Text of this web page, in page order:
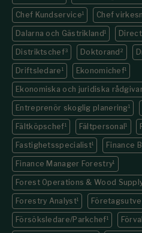
Chef Kundservice1 Chef
Dalarna och Gästrikland 1
Distriktschef3 Doktorand 2
Driftsledare 1 Ekonomichef1
Ekonomiska och juridiska
Entreprenör skoglig planering1
Fältköpschef1 Fältpersonal1
Fastighets­specialist1 Finance
Finance Manager Forestry1
Forest Operations & Wood
Forestry Analyst1
Försöksledare/Parkchef1